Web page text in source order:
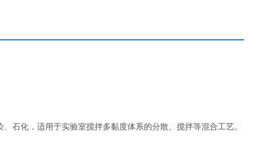
石化， 适用于实验室搅拌多黏度体系的分散、搅拌等混合工艺。